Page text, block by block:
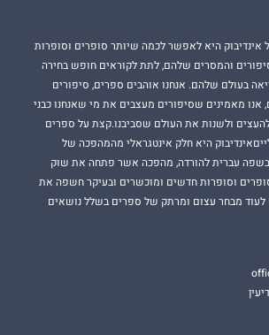
היא לאפשר לכמה שיותר סופרים וסופרות
והמסרים שלהם, לתת לקוראים חופש בחירה
בעולם שלהם. אנחנו אוהבים ספרים, סיפורים
אנו מאמינים שסיפורים מעצבים את מי שאנחנו כבני
ולשנות את העולם שסביבנו.קצת על ספרים
היא חלק אינטגראלי מהמהפכה של
בשפה עברית להורדה, מהפכה אשר פתחה את שוק
וסופרות חדשים ומוכשרים ובעיקר חשפה את
מבחר עצום ומרתק של ספרים בשלל נושאים